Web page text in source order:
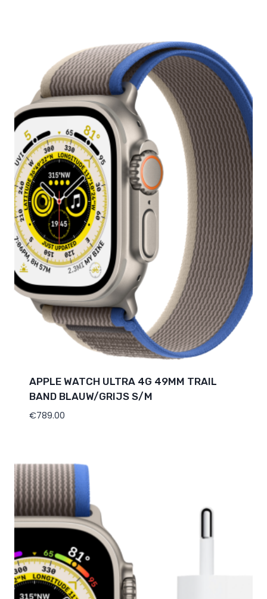
APPLE WATCH ULTRA 4G 49MM TRAIL
BAND BLAUW/GRIJS S/M
€789.00